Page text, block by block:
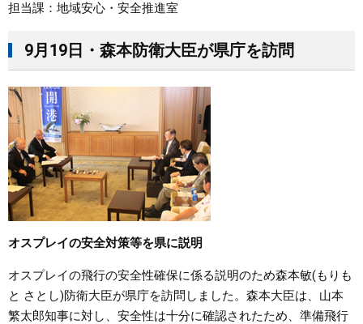
担当課：地域安心・安全推進室
9月19日・森本防衛大臣が県庁を訪問
オスプレイの安全対策等を県に説明
オスプレイの飛行の安全性確保に係る説明のため森本敏(もりも
と さとし)防衛大臣が県庁を訪問しました。森本大臣は、山本
繁太郎知事に対し、安全性は十分に確認されたため、準備飛行